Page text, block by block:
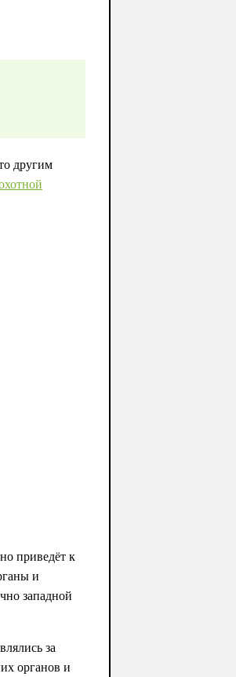
другим
приведёт к
и
западной
за
органов и